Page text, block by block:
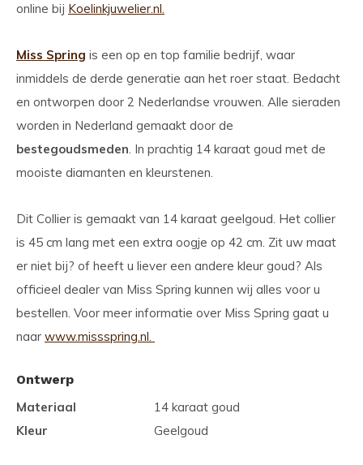
online bij Koelinkjuwelier.nl.
Miss Spring is een op en top familie bedrijf, waar
inmiddels de derde generatie aan het roer staat. Bedacht
en ontworpen door 2 Nederlandse vrouwen. Alle sieraden
worden in Nederland gemaakt door de
bestegoudsmeden. In prachtig 14 karaat goud met de
mooiste diamanten en kleurstenen.
Dit Collier is gemaakt van 14 karaat geelgoud. Het collier
is 45 cm lang met een extra oogje op 42 cm. Zit uw maat
er niet bij? of heeft u liever een andere kleur goud? Als
officieel dealer van Miss Spring kunnen wij alles voor u
bestellen. Voor meer informatie over Miss Spring gaat u
naar www.missspring.nl.
Ontwerp
Materiaal
14 karaat goud
Kleur
Geelgoud